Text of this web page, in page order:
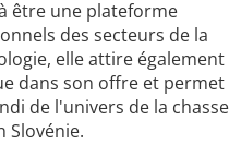
être une plateforme
des secteurs de la
elle attire également
dans son offre et permet
de l'univers de la chasse
Slovénie.